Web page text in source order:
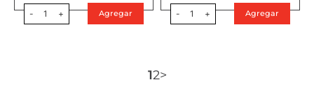
- 1 + Agregar - 1 + Agregar
12>